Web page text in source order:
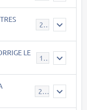
22
LE
15
23